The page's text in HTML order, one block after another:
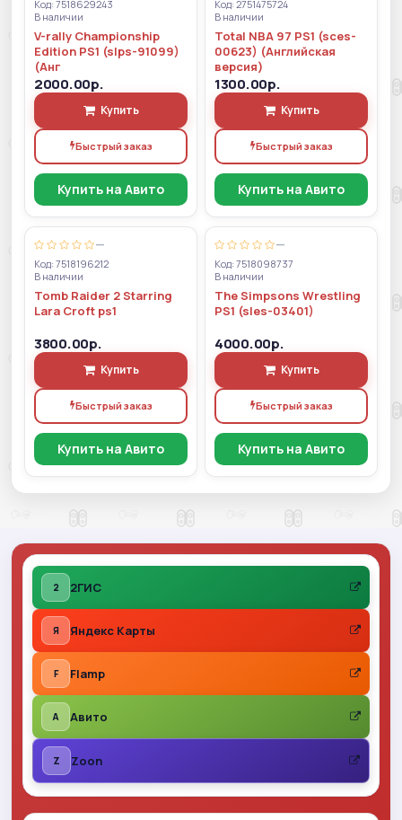
Код: 7518629243
В наличии
V-rally Championship
Edition PS1 (slps-91099)
(Анг
2000.00р.
Купить
Быстрый заказ
Купить на Авито
Код: 2751475724
В наличии
Total NBA 97 PS1 (sces-
00623) (Английская
версия)
1300.00р.
Купить
Быстрый заказ
Купить на Авито
—
Код: 7518196212
В наличии
Tomb Raider 2 Starring
Lara Croft ps1
3800.00р.
Купить
Быстрый заказ
Купить на Авито
—
Код: 7518098737
В наличии
The Simpsons Wrestling
PS1 (sles-03401)
4000.00р.
Купить
Быстрый заказ
Купить на Авито
2 2ГИС
Я Яндекс Карты
F Flamp
A Авито
Z Zoon